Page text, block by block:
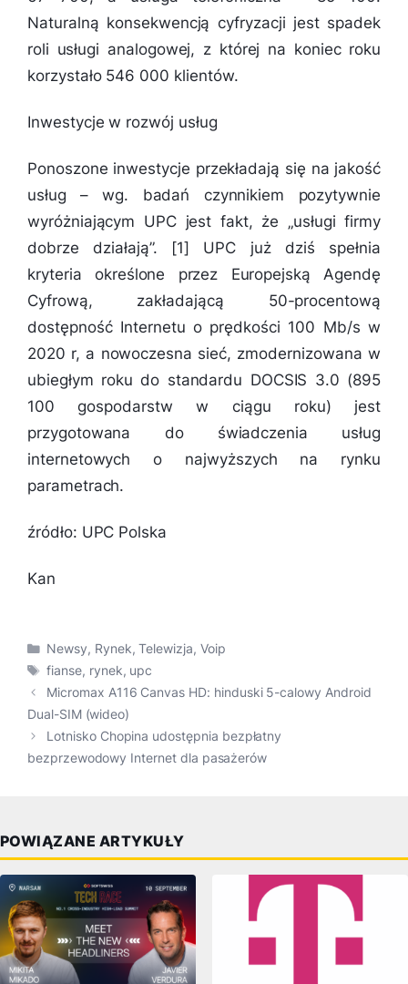
Naturalną konsekwencją cyfryzacji jest spadek
roli usługi analogowej, z której na koniec roku
korzystało 546 000 klientów.
Inwestycje w rozwój usług
Ponoszone inwestycje przekładają się na jakość
usług – wg. badań czynnikiem pozytywnie
wyróżniającym UPC jest fakt, że „usługi firmy
dobrze działają”. [1] UPC już dziś spełnia
kryteria określone przez Europejską Agendę
Cyfrową, zakładającą 50-procentową
dostępność Internetu o prędkości 100 Mb/s w
2020 r, a nowoczesna sieć, zmodernizowana w
ubiegłym roku do standardu DOCSIS 3.0 (895
100 gospodarstw w ciągu roku) jest
przygotowana do świadczenia usług
internetowych o najwyższych na rynku
parametrach.
źródło: UPC Polska
Kan
Kategorie
Newsy, Rynek,Telewizja, Voip
Tagi
fianse, rynek, upc
Micromax A116 Canvas HD: hinduski 5-calowy Android
Dual-SIM (wideo)
Lotnisko Chopina udostępnia bezpłatny
bezprzewodowy Internet dla pasażerów
POWIĄZANE ARTYKUŁY